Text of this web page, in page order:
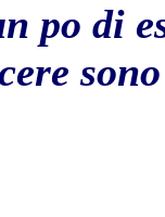
po di